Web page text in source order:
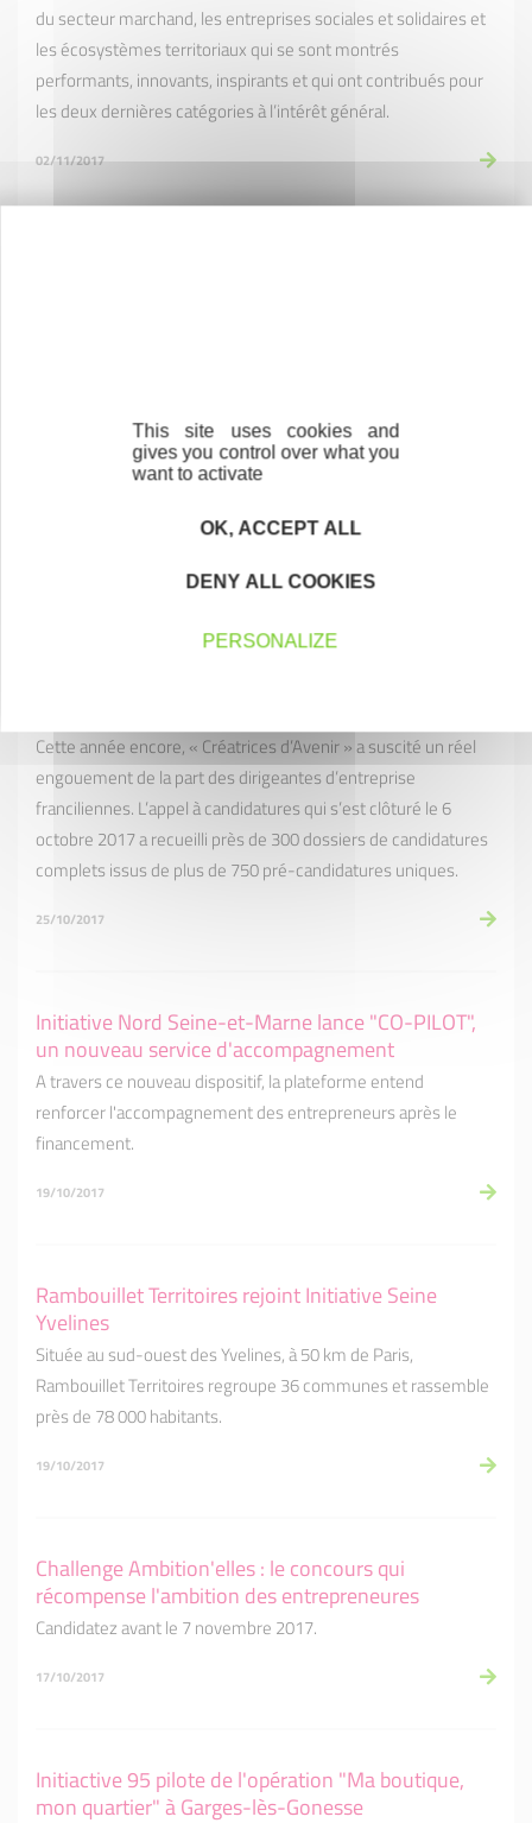
du secteur marchand, les entreprises sociales et solidaires et
les écosystèmes territoriaux qui se sont montrés
performants, innovants, inspirants et qui ont contribués pour
les deux dernières catégories à l’intérêt général.
02/11/2017
prix récompense l'engagement et l'audace de son créateur,
Stephan Martinez, ancien professeur de tennis puis
environnementaux et sociétaux ne sont pas de vains mots.
Cette année encore, « Créatrices d’Avenir » a suscité un réel
engouement de la part des dirigeantes d’entreprise
franciliennes. L’appel à candidatures qui s’est clôturé le 6
octobre 2017 a recueilli près de 300 dossiers de candidatures
complets issus de plus de 750 pré-candidatures uniques.
25/10/2017
Initiative Nord Seine-et-Marne lance "CO-PILOT",
un nouveau service d'accompagnement
A travers ce nouveau dispositif, la plateforme entend
renforcer l'accompagnement des entrepreneurs après le
financement.
19/10/2017
Rambouillet Territoires rejoint Initiative Seine
Yvelines
Située au sud-ouest des Yvelines, à 50 km de Paris,
Rambouillet Territoires regroupe 36 communes et rassemble
près de 78 000 habitants.
19/10/2017
Challenge Ambition'elles : le concours qui
récompense l'ambition des entrepreneures
Candidatez avant le 7 novembre 2017.
17/10/2017
Initiactive 95 pilote de l'opération "Ma boutique,
mon quartier" à Garges-lès-Gonesse
This site uses cookies and
gives you control over what you
want to activate
OK, ACCEPT ALL
DENY ALL COOKIES
PERSONALIZE